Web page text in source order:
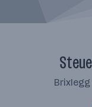
Brixlegg